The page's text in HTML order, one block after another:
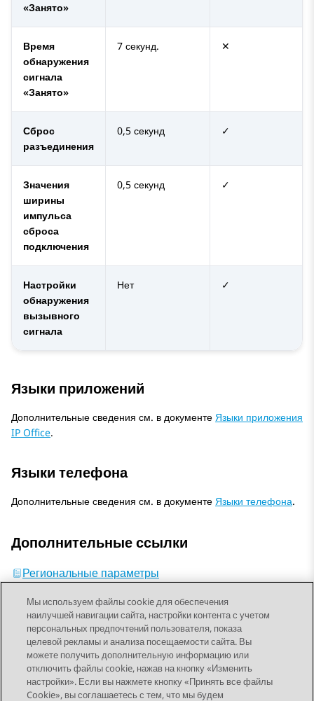
«Занято»
Время
обнаружения
сигнала
«Занято»
7 секунд. ✕
Сброс
разъединения
0,5 секунд ✓
Значения
ширины
импульса
сброса
подключения
0,5 секунд ✓
Настройки
обнаружения
вызывного
сигнала
Нет ✓
Языки приложений
Дополнительные сведения см. в документе Языки приложения
IP Office.
Языки телефона
Дополнительные сведения см. в документе Языки телефона.
Дополнительные ссылки
Региональные параметры
Send Feedback
Мы используем файлы cookie для обеспечения
наилучшей навигации сайта, настройки контента с учетом
персональных предпочтений пользователя, показа
целевой рекламы и анализа посещаемости сайта. Вы
можете получить дополнительную информацию или
отключить файлы cookie, нажав на кнопку «Изменить
настройки». Если вы нажмете кнопку «Принять все файлы
Cookie», вы соглашаетесь с тем, что мы будем